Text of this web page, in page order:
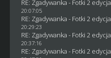
RE: Zgadywanka - Fotki 2 edycja
20:07:05
RE: Zgadywanka - Fotki 2 edycja
20:29:23
RE: Zgadywanka - Fotki 2 edycja
20:37:16
RE: Zgadywanka - Fotki 2 edycja